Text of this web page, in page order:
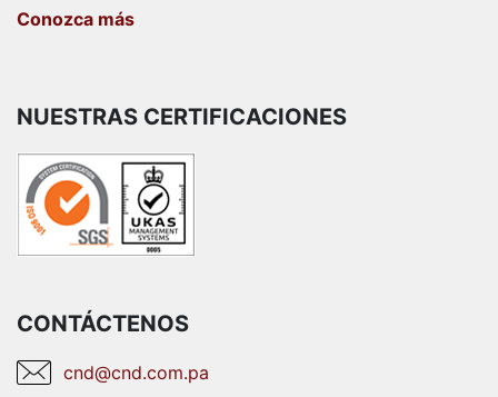
Conozca más
NUESTRAS CERTIFICACIONES
CONTÁCTENOS
cnd@cnd.com.pa